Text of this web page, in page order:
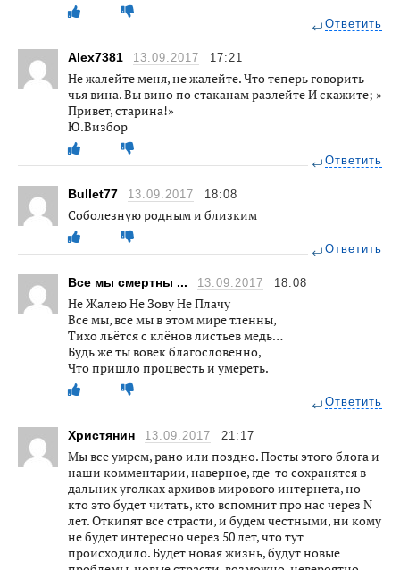
Ответить
Alex7381 13.09.2017 17:21
Не жалейте меня, не жалейте. Что теперь говорить —
чья вина. Вы вино по стаканам разлейте И скажите; »
Привет, старина!»
Ю.Визбор
Ответить
Bullet77 13.09.2017 18:08
Соболезную родным и близким
Ответить
Все мы смертны ... 13.09.2017 18:08
Не Жалею Не Зову Не Плачу
Все мы, все мы в этом мире тленны,
Тихо льётся с клёнов листьев медь…
Будь же ты вовек благословенно,
Что пришло процвесть и умереть.
Ответить
Христянин 13.09.2017 21:17
Мы все умрем, рано или поздно. Посты этого блога и
наши комментарии, наверное, где-то сохранятся в
дальних уголках архивов мирового интернета, но
кто это будет читать, кто вспомнит про нас через N
лет. Откипят все страсти, и будем честными, ни кому
не будет интересно через 50 лет, что тут
происходило. Будет новая жизнь, будут новые